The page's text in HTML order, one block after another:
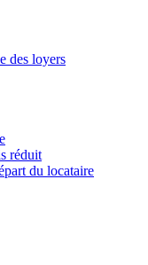
des loyers
réduit
du locataire